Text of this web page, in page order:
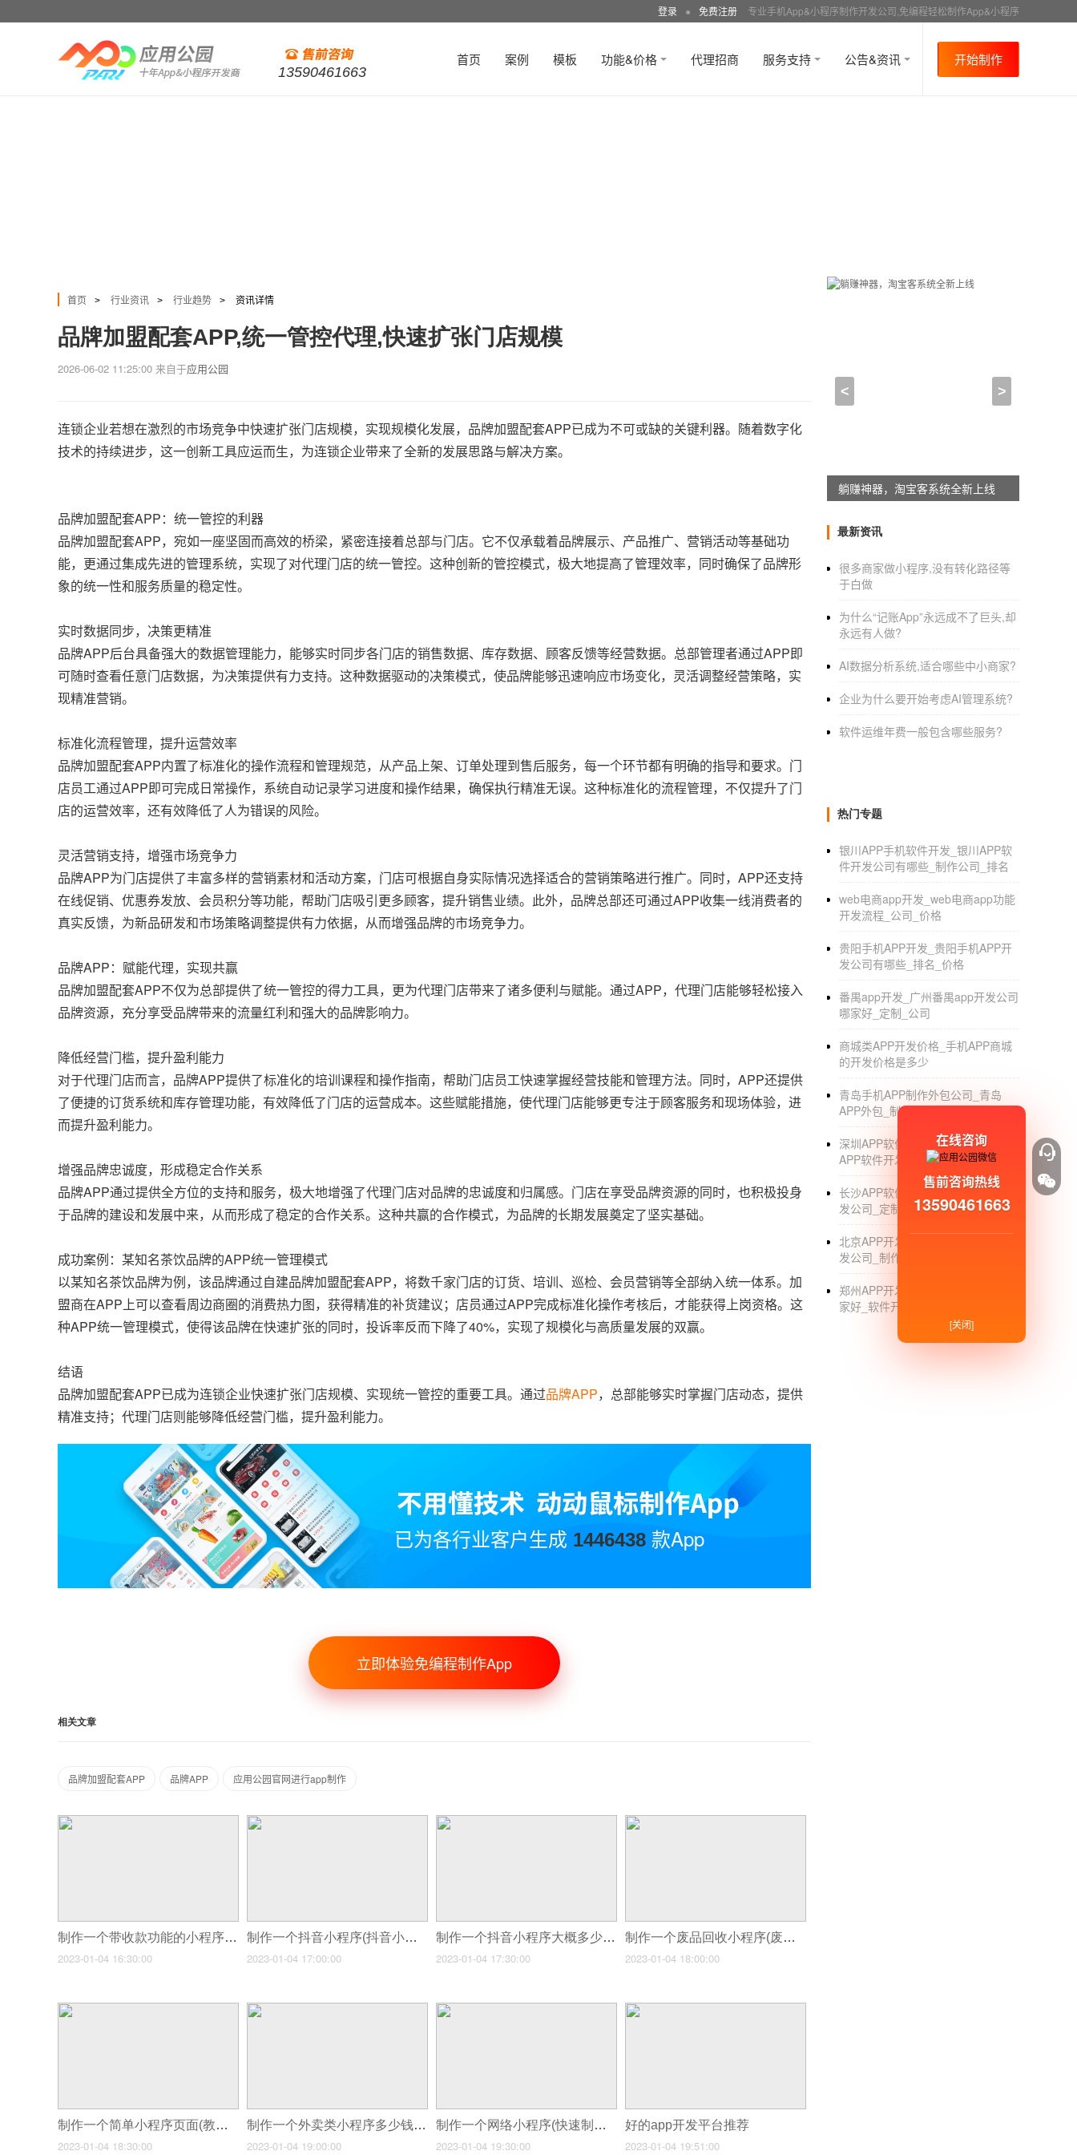
登录 ● 免费注册 专业手机App&小程序制作开发公司,免编程轻松制作App&小程序
13590461663
首页 案例 模板 功能&价格 代理招商 服务支持 公告&资讯 开始制作
首页 > 行业资讯 > 行业趋势 > 资讯详情
品牌加盟配套APP,统一管控代理,快速扩张门店规模
2026-06-02 11:25:00 来自于应用公园
连锁企业若想在激烈的市场竞争中快速扩张门店规模，实现规模化发展，品牌加盟配套APP已成为不可或缺的关键利器。随着数字化
技术的持续进步，这一创新工具应运而生，为连锁企业带来了全新的发展思路与解决方案。
品牌加盟配套APP：统一管控的利器
品牌加盟配套APP，宛如一座坚固而高效的桥梁，紧密连接着总部与门店。它不仅承载着品牌展示、产品推广、营销活动等基础功
能，更通过集成先进的管理系统，实现了对代理门店的统一管控。这种创新的管控模式，极大地提高了管理效率，同时确保了品牌形
象的统一性和服务质量的稳定性。
实时数据同步，决策更精准
品牌APP后台具备强大的数据管理能力，能够实时同步各门店的销售数据、库存数据、顾客反馈等经营数据。总部管理者通过APP即
可随时查看任意门店数据，为决策提供有力支持。这种数据驱动的决策模式，使品牌能够迅速响应市场变化，灵活调整经营策略，实
现精准营销。
标准化流程管理，提升运营效率
品牌加盟配套APP内置了标准化的操作流程和管理规范，从产品上架、订单处理到售后服务，每一个环节都有明确的指导和要求。门
店员工通过APP即可完成日常操作，系统自动记录学习进度和操作结果，确保执行精准无误。这种标准化的流程管理，不仅提升了门
店的运营效率，还有效降低了人为错误的风险。
灵活营销支持，增强市场竞争力
品牌APP为门店提供了丰富多样的营销素材和活动方案，门店可根据自身实际情况选择适合的营销策略进行推广。同时，APP还支持
在线促销、优惠券发放、会员积分等功能，帮助门店吸引更多顾客，提升销售业绩。此外，品牌总部还可通过APP收集一线消费者的
真实反馈，为新品研发和市场策略调整提供有力依据，从而增强品牌的市场竞争力。
品牌APP：赋能代理，实现共赢
品牌加盟配套APP不仅为总部提供了统一管控的得力工具，更为代理门店带来了诸多便利与赋能。通过APP，代理门店能够轻松接入
品牌资源，充分享受品牌带来的流量红利和强大的品牌影响力。
降低经营门槛，提升盈利能力
对于代理门店而言，品牌APP提供了标准化的培训课程和操作指南，帮助门店员工快速掌握经营技能和管理方法。同时，APP还提供
了便捷的订货系统和库存管理功能，有效降低了门店的运营成本。这些赋能措施，使代理门店能够更专注于顾客服务和现场体验，进
而提升盈利能力。
增强品牌忠诚度，形成稳定合作关系
品牌APP通过提供全方位的支持和服务，极大地增强了代理门店对品牌的忠诚度和归属感。门店在享受品牌资源的同时，也积极投身
于品牌的建设和发展中来，从而形成了稳定的合作关系。这种共赢的合作模式，为品牌的长期发展奠定了坚实基础。
成功案例：某知名茶饮品牌的APP统一管理模式
以某知名茶饮品牌为例，该品牌通过自建品牌加盟配套APP，将数千家门店的订货、培训、巡检、会员营销等全部纳入统一体系。加
盟商在APP上可以查看周边商圈的消费热力图，获得精准的补货建议；店员通过APP完成标准化操作考核后，才能获得上岗资格。这
种APP统一管理模式，使得该品牌在快速扩张的同时，投诉率反而下降了40%，实现了规模化与高质量发展的双赢。
结语
品牌加盟配套APP已成为连锁企业快速扩张门店规模、实现统一管控的重要工具。通过品牌APP，总部能够实时掌握门店动态，提供
精准支持；代理门店则能够降低经营门槛，提升盈利能力。
已为各行业客户生成 1446438 款App
立即体验免编程制作App
相关文章
品牌加盟配套APP 品牌APP 应用公园官网进行app制作
制作一个带收款功能的小程序(小程序有什么创业项目)
2023-01-04 16:30:00
制作一个抖音小程序(抖音小程序制作流程)
2023-01-04 17:00:00
制作一个抖音小程序大概多少钱(抖音小程序入口)
2023-01-04 17:30:00
制作一个废品回收小程序(废品回收小程序开发解决方案)
2023-01-04 18:00:00
制作一个简单小程序页面(教程免费制作一个知识科普类微信小程序)
2023-01-04 18:30:00
制作一个外卖类小程序多少钱(微信小程序不同制作方法要多少钱)
2023-01-04 19:00:00
制作一个网络小程序(快速制作微信小程序)
2023-01-04 19:30:00
好的app开发平台推荐
2023-01-04 19:51:00
< >
躺赚神器，淘宝客系统全新上线
最新资讯
很多商家做小程序,没有转化路径等
于白做
为什么“记账App”永远成不了巨头,却
永远有人做?
AI数据分析系统,适合哪些中小商家?
企业为什么要开始考虑AI管理系统?
软件运维年费一般包含哪些服务?
热门专题
银川APP手机软件开发_银川APP软
件开发公司有哪些_制作公司_排名
web电商app开发_web电商app功能
开发流程_公司_价格
贵阳手机APP开发_贵阳手机APP开
发公司有哪些_排名_价格
番禺app开发_广州番禺app开发公司
哪家好_定制_公司
商城类APP开发价格_手机APP商城
的开发价格是多少
青岛手机APP制作外包公司_青岛
APP外包_制作_开发_公司
深圳APP软件定制外包公司_深圳
APP软件开发_制作_外包公司
长沙APP软件开发公司_长沙APP开
发公司_定制_制作_外包
北京APP开发制作公司_北京APP开
发公司_制作_定制_软件外包
郑州APP开发_郑州APP制作公司_哪
家好_软件开发_外包平台
在线咨询
售前咨询热线
13590461663
[关闭]